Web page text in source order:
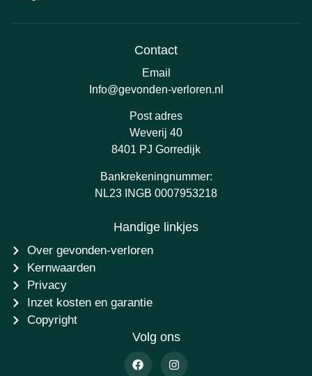
Contact
Email
Info@gevonden-verloren.nl
Post adres
Weverij 40
8401 PJ Gorredijk
Bankrekeningnummer:
NL23 INGB 0007953218
Handige linkjes
Over gevonden-verloren
Kernwaarden
Privacy
Inzet kosten en garantie
Copyright
Volg ons